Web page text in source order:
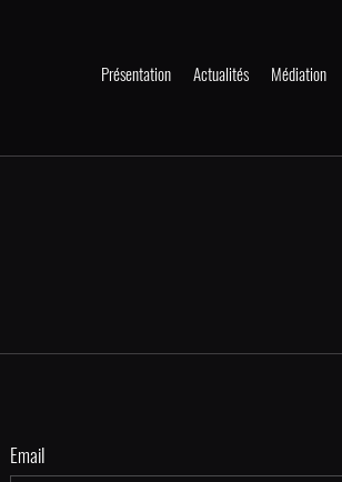
Présentation Actualités Médiation
Email